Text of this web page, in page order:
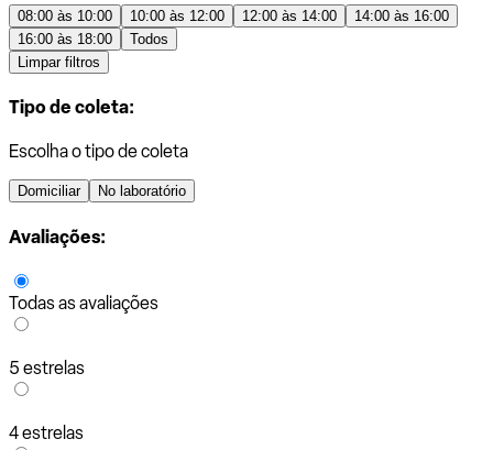
08:00 às 10:00 10:00 às 12:00 12:00 às 14:00
14:00 às 16:00
16:00 às 18:00
Todos
Limpar filtros
Tipo de coleta:
Escolha o tipo de coleta
Domiciliar No laboratório
Avaliações:
Todas as avaliações
5 estrelas
4 estrelas